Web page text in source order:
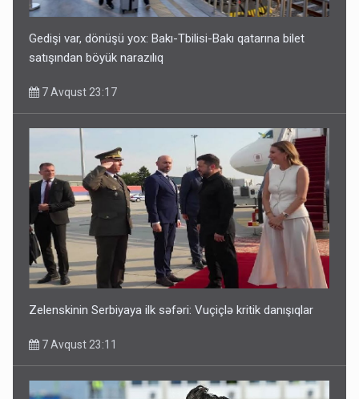
Media və Yayım Şurasına əlavə hüquq və vəzifələr verilib
7 Avqust 13:24
Gedişi var, dönüşü yox: Bakı-Tbilisi-Bakı qatarına bilet
satışından böyük narazılıq
7 Avqust 23:17
Zelenskinin Serbiyaya ilk səfəri: Vuçiçlə kritik danışıqlar
7 Avqust 23:11